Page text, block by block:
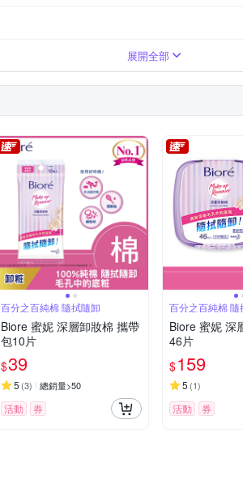
展開全部
百分之百純棉 隨拭隨卸
Biore 蜜妮 深層卸妝棉 攜帶
包10片
$39
5 (3) 總銷量>50
活動 券
百分之百純棉 隨
Biore 蜜妮 深
46片
$159
5 (1)
活動 券